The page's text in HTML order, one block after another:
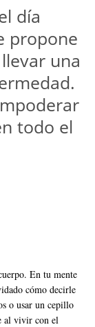
día
propone
una
todo el
En tu mente
cómo decirle
o usar un cepillo
al vivir con el